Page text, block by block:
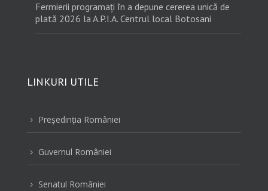
Fermierii programați în a depune cererea unică de
plată 2026 la A.P.I.A. Centrul local Botosani
LINKURI UTILE
5 Preşedinţia României
5 Guvernul României
5 Senatul României